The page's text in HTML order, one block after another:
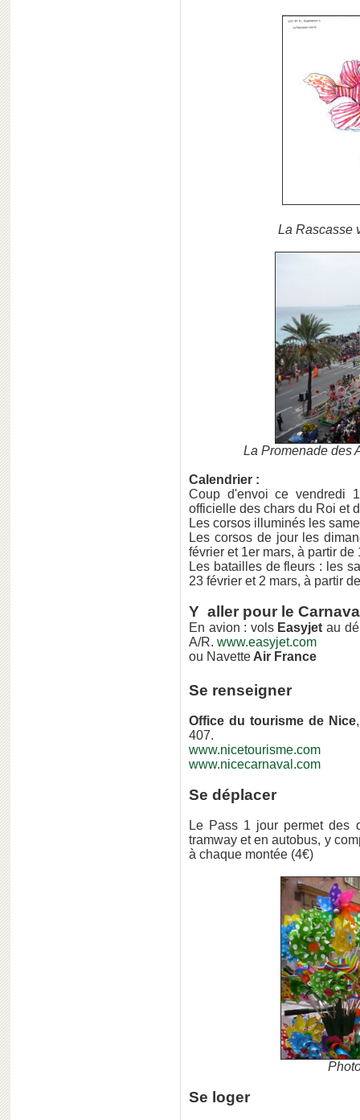
La Rascasse
La Promenade des
Calendrier :
Coup d'envoi ce vendredi
officielle des chars du Roi et
Les corsos illuminés les
Les corsos de jour les
février et 1er mars, à partir de
Les batailles de fleurs : les
23 février et 2 mars, à partir
Y aller pour le
En avion : vols Easyjet au
A/R. www.easyjet.com
ou Navette Air France
Se renseigner
Office du tourisme de Nice
407.
www.nicetourisme.com
www.nicecarnaval.com
Se déplacer
Le Pass 1 jour permet des
tramway et en autobus, y
à chaque montée (4€)
Se loger